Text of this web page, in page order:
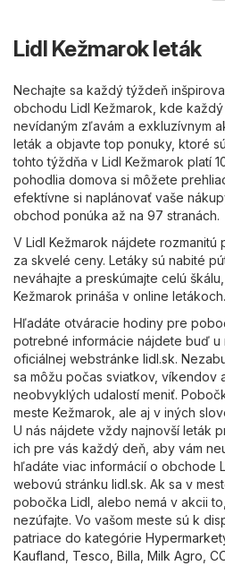
Lidl Kežmarok leták
Nechajte sa každý týždeň
obchodu Lidl Kežmarok, kde
nevídaným zľavám a exkluzívnym
leták a objavte top ponuky, ktoré
tohto týždňa v Lidl Kežmarok platí
pohodlia domova si môžete
efektívne si naplánovať vaše
obchod ponúka až na 97 stranách.
V Lidl Kežmarok nájdete
za skvelé ceny. Letáky sú nabité
neváhajte a preskúmajte celú
Kežmarok prináša v online letákoch.
Hľadáte otváracie hodiny pre
potrebné informácie nájdete buď u
oficiálnej webstránke lidl.sk.
sa môžu počas sviatkov, víkendov
neobvyklých udalostí meniť.
meste Kežmarok, ale aj v iných
U nás nájdete vždy najnovší leták
ich pre vás každý deň, aby vám
hľadáte viac informácií o obchode
webovú stránku lidl.sk. Ak sa v
pobočka Lidl, alebo nemá v akcii
nezúfajte. Vo vašom meste sú k
patriace do kategórie
Kaufland Tesco Billa Milk Agro